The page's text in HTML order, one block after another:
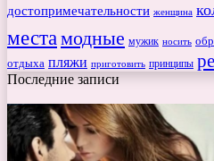
достопримечательности женщина
местамодные мужик носить
отдыха пляжи приготовить принципы
Последние записи